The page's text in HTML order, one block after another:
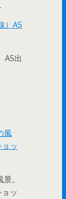
A5出
。
ッ